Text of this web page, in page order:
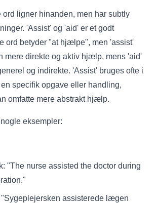
ord ligner hinanden, men har subtly
'Assist' og 'aid' er et godt
ord betyder "at hjælpe", men 'assist'
mere direkte og aktiv hjælp, mens 'aid'
og indirekte. 'Assist' bruges ofte i
specifik opgave eller handling,
omfatte mere abstrakt hjælp.
eksempler:
"The nurse assisted the doctor during
"Sygeplejersken assisterede lægen